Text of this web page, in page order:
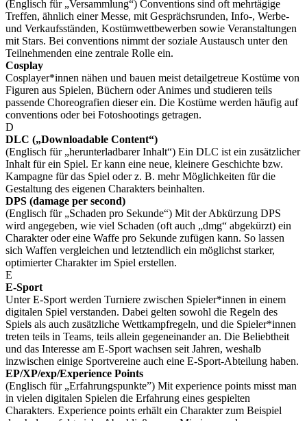
(Englisch für „Versammlung“) Conventions sind oft mehrtägige
Treffen, ähnlich einer Messe, mit Gesprächsrunden, Info-, Werbe-
und Verkaufsständen, Kostümwettbewerben sowie Veranstaltungen
mit Stars. Bei conventions nimmt der soziale Austausch unter den
Teilnehmenden eine zentrale Rolle ein.
Cosplay
Cosplayer*innen nähen und bauen meist detailgetreue Kostüme von
Figuren aus Spielen, Büchern oder Animes und studieren teils
passende Choreografien dieser ein. Die Kostüme werden häufig auf
conventions oder bei Fotoshootings getragen.
D
DLC („Downloadable Content“)
(Englisch für „herunterladbarer Inhalt“) Ein DLC ist ein zusätzlicher
Inhalt für ein Spiel. Er kann eine neue, kleinere Geschichte bzw.
Kampagne für das Spiel oder z. B. mehr Möglichkeiten für die
Gestaltung des eigenen Charakters beinhalten.
DPS (damage per second)
(Englisch für „Schaden pro Sekunde“) Mit der Abkürzung DPS
wird angegeben, wie viel Schaden (oft auch „dmg“ abgekürzt) ein
Charakter oder eine Waffe pro Sekunde zufügen kann. So lassen
sich Waffen vergleichen und letztendlich ein möglichst starker,
optimierter Charakter im Spiel erstellen.
E
E-Sport
Unter E-Sport werden Turniere zwischen Spieler*innen in einem
digitalen Spiel verstanden. Dabei gelten sowohl die Regeln des
Spiels als auch zusätzliche Wettkampfregeln, und die Spieler*innen
treten teils in Teams, teils allein gegeneinander an. Die Beliebtheit
und das Interesse am E-Sport wachsen seit Jahren, weshalb
inzwischen einige Sportvereine auch eine E-Sport-Abteilung haben.
EP/XP/exp/Experience Points
(Englisch für „Erfahrungspunkte”) Mit experience points misst man
in vielen digitalen Spielen die Erfahrung eines gespielten
Charakters. Experience points erhält ein Charakter zum Beispiel